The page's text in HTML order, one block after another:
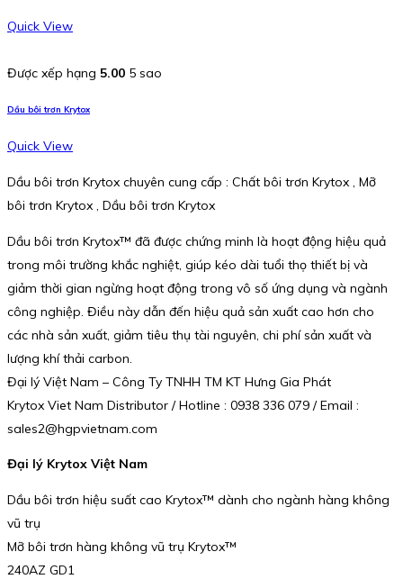
Quick View
Được xếp hạng 5.00 5 sao
Dầu bôi trơn Krytox
Quick View
Dầu bôi trơn Krytox chuyên cung cấp : Chất bôi trơn Krytox , Mỡ
bôi trơn Krytox , Dầu bôi trơn Krytox
Dầu bôi trơn Krytox™ đã được chứng minh là hoạt động hiệu quả
trong môi trường khắc nghiệt, giúp kéo dài tuổi thọ thiết bị và
giảm thời gian ngừng hoạt động trong vô số ứng dụng và ngành
công nghiệp. Điều này dẫn đến hiệu quả sản xuất cao hơn cho
các nhà sản xuất, giảm tiêu thụ tài nguyên, chi phí sản xuất và
lượng khí thải carbon.
Đại lý Việt Nam – Công Ty TNHH TM KT Hưng Gia Phát
Krytox Viet Nam Distributor / Hotline : 0938 336 079 / Email :
sales2@hgpvietnam.com
Đại lý Krytox Việt Nam
Dầu bôi trơn hiệu suất cao Krytox™ dành cho ngành hàng không
vũ trụ
Mỡ bôi trơn hàng không vũ trụ Krytox™
240AZ GD1